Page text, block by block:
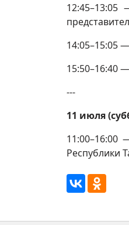
14:05–15:05
15:50–16:40
---
11 июля
11:00–16:00
Республики